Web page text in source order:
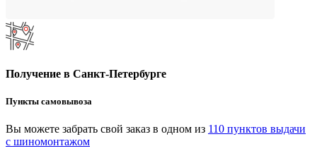
Получение в Санкт-Петербурге
Пункты самовывоза
Вы можете забрать свой заказ в одном из 110 пунктов выдачи
с шиномонтажом